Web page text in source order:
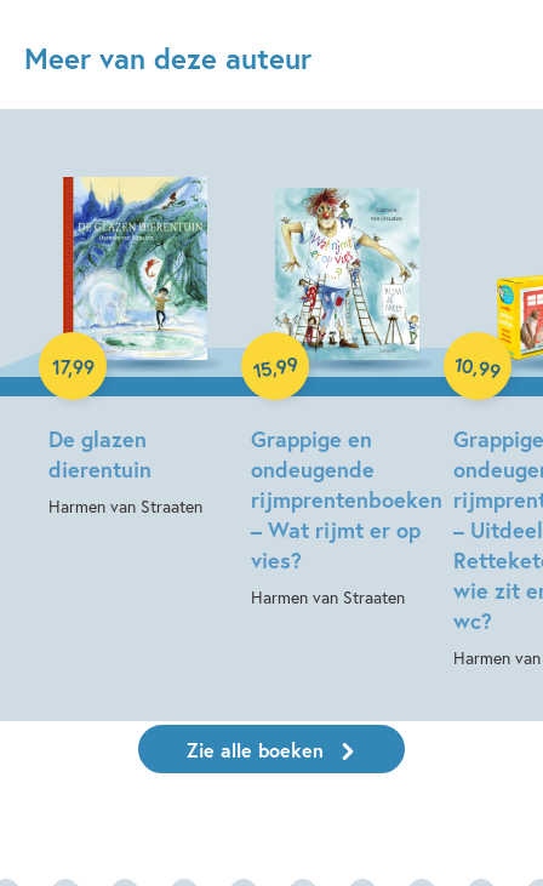
Meer van deze auteur
De glazen
dierentuin
Harmen van Straaten
17,99
Hardcover
Grappige en
ondeugende
rijmprentenboeken
– Wat rijmt er op
vies?
Harmen van Straaten
15,99
Hardcover
–
wie zit
wc?
Harmen
10,99
Hardcover
Zie alle boeken